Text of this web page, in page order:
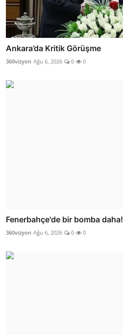
Ankara’da Kritik Görüşme
360vizyon Ağu 6, 2026 0 0
Fenerbahçe'de bir bomba daha!
360vizyon Ağu 6, 2026 0 0